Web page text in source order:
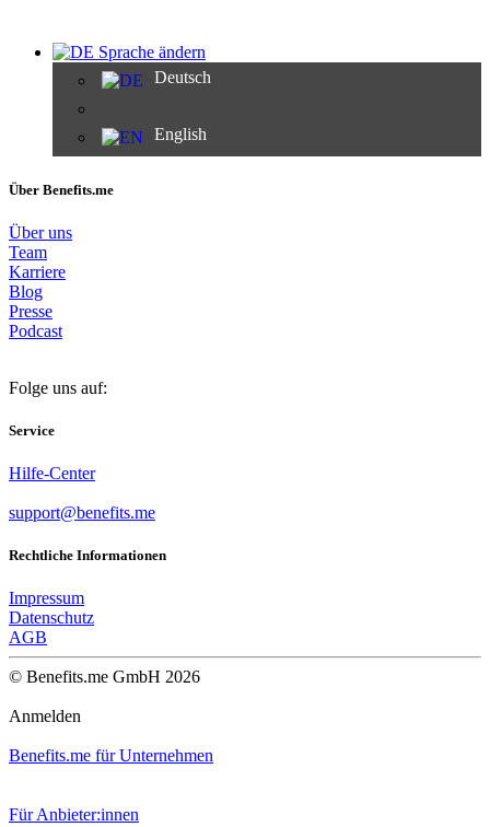
Sprache ändern
Deutsch
English
Über Benefits.me
Über uns
Team
Karriere
Blog
Presse
Podcast
Folge uns auf:
Service
Hilfe-Center
support@benefits.me
Rechtliche Informationen
Impressum
Datenschutz
AGB
© Benefits.me GmbH 2026
Anmelden
Benefits.me für Unternehmen
Für Anbieter:innen